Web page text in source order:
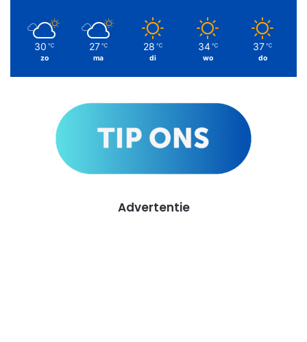
30 ℃
zo
27 ℃
ma
28 ℃
di
34 ℃
wo
37 ℃
do
Advertentie